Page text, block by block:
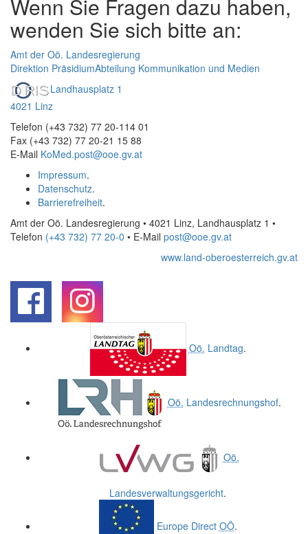
Wenn Sie Fragen dazu haben,
wenden Sie sich bitte an:
Amt der Oö. Landesregierung
Direktion PräsidiumAbteilung Kommunikation und Medien
Landhausplatz 1
4021 Linz
Telefon (+43 732) 77 20-114 01
Fax (+43 732) 77 20-21 15 88
E-Mail KoMed.post@ooe.gv.at
Impressum.
Datenschutz.
Barrierefreiheit.
Amt der Oö. Landesregierung • 4021 Linz, Landhausplatz 1 •
Telefon (+43 732) 77 20-0 • E-Mail post@ooe.gv.at
www.land-oberoesterreich.gv.at
Oö. Landtag.
Oö. Landesrechnungshof.
Oö.
Landesverwaltungsgericht.
Europe Direct OÖ.